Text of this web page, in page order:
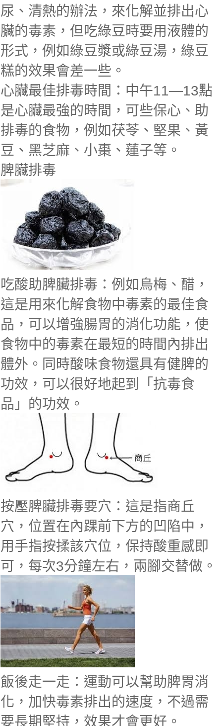
尿、清熱的辦法，來化解並排出心
臟的毒素，但吃綠豆時要用液體的
形式，例如綠豆漿或綠豆湯，綠豆
糕的效果會差一些。
心臟最佳排毒時間：中午11—13點
是心臟最強的時間，可些保心、助
排毒的食物，例如茯苓、堅果、黃
豆、黑芝麻、小棗、蓮子等。
脾臟排毒
吃酸助脾臟排毒：例如烏梅、醋，
這是用來化解食物中毒素的最佳食
品，可以增強腸胃的消化功能，使
食物中的毒素在最短的時間內排出
體外。同時酸味食物還具有健脾的
功效，可以很好地起到「抗毒食
品」的功效。
按壓脾臟排毒要穴：這是指商丘
穴，位置在內踝前下方的凹陷中，
用手指按揉該穴位，保持酸重感即
可，每次3分鐘左右，兩腳交替做。
飯後走一走：運動可以幫助脾胃消
化，加快毒素排出的速度，不過需
要長期堅持，效果才會更好。